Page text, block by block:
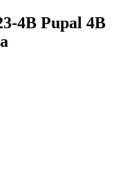
4B Pupal 4B